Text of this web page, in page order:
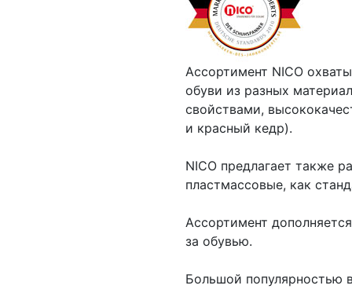
Ассортимент NICO
обуви из разных
свойствами,
и красный кедр).
NICO предлагает также
пластмассовые, как
Ассортимент
за обувью.
Большой популярностью